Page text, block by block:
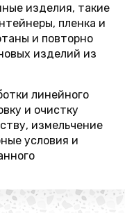
изделия, такие
пленка и
и повторно
изделий из
линейного
и очистку
измельчение
условия и